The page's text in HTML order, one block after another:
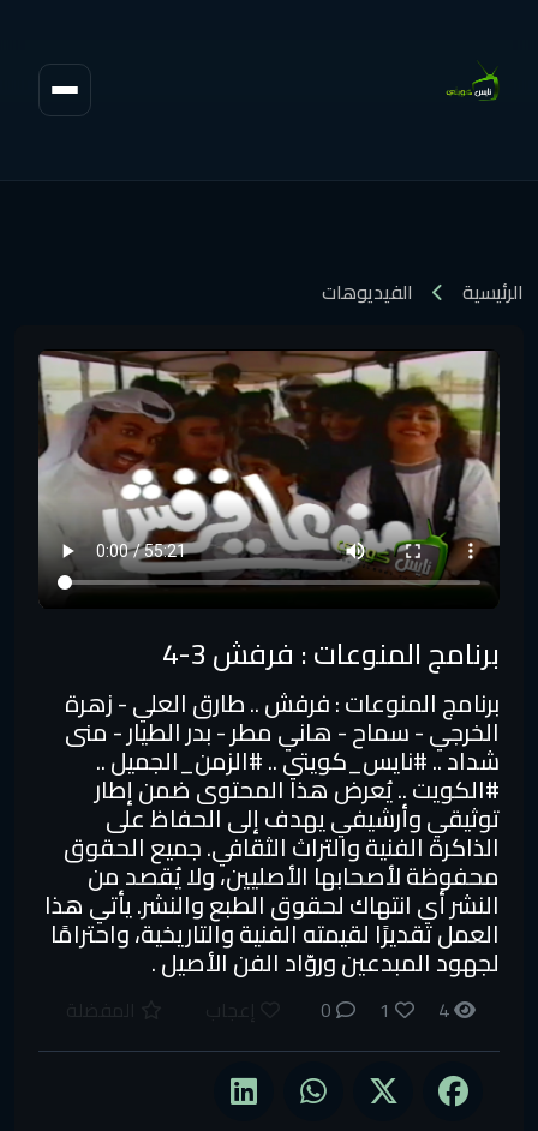
الرئيسية الفيديوهات
برنامج المنوعات : فرفش 3-4
برنامج المنوعات : فرفش .. طارق العلي - زهرة
الخرجي - سماح - هاني مطر - بدر الطيار - منى
شداد .. #نايس_كويتي​ .. #الزمن_الجميل​ ..
#الكويت​ .. يُعرض هذا المحتوى ضمن إطار
توثيقي وأرشيفي يهدف إلى الحفاظ على
الذاكرة الفنية والتراث الثقافي. جميع الحقوق
محفوظة لأصحابها الأصليين، ولا يُقصد من
النشر أي انتهاك لحقوق الطبع والنشر. يأتي هذا
العمل تقديرًا لقيمته الفنية والتاريخية، واحترامًا
لجهود المبدعين وروّاد الفن الأصيل .
4
1
0